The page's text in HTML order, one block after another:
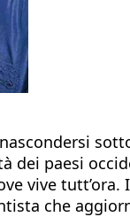
paesi
vive tutt’ora.
che